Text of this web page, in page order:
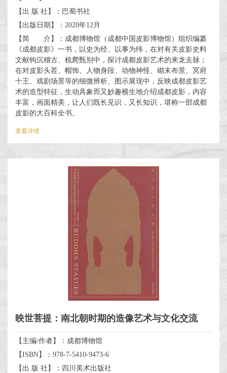
【出 版 社】：巴蜀书社
【出版日期】：2020年12月
【简 介】：成都博物馆（成都中国皮影博物馆）组织编纂
《成都皮影》一书，以史为经、以事为纬，在对有关皮影史料
文献钩沉稽古、梳爬甄别中，探讨成都皮影艺术的来龙去脉；
在对皮影头茬、帽饰、人物身段、动物神怪、砌末布景、冥府
十王、戏剧场景等的细微辨析、图示展现中，反映成都皮影艺
术的造型特征，生动具象而又妙趣横生地介绍成都皮影，内容
丰富，画面精美，让人们既长见识，又长知识，堪称一部成都
皮影的大百科全书。
查看详情
映世菩提：南北朝时期的造像艺术与文化交流
【主编/作者】：成都博物馆
【ISBN】：978-7-5410-9473-6
【出 版 社】：四川美术出版社